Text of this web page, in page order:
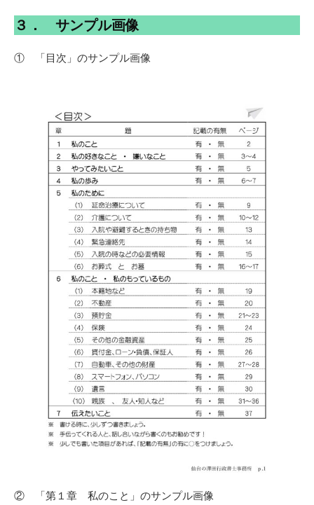
３． サンプル画像
① 「目次」のサンプル画像
② 「第１章 私のこと」のサンプル画像